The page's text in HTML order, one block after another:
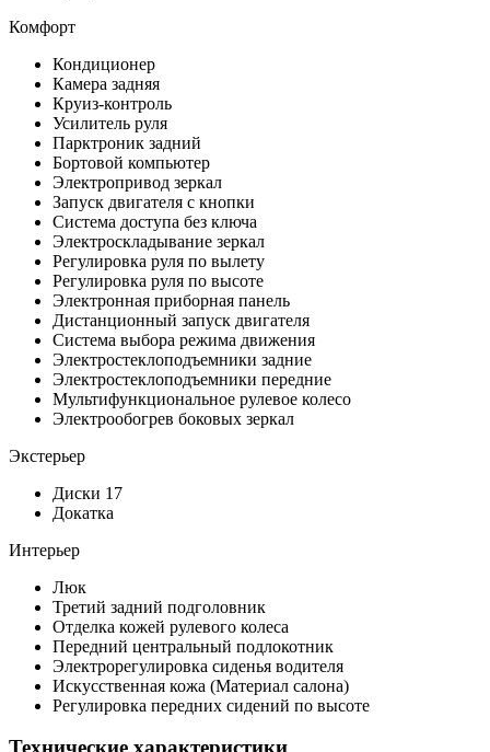
Комфорт
Кондиционер
Камера задняя
Круиз-контроль
Усилитель руля
Парктроник задний
Бортовой компьютер
Электропривод зеркал
Запуск двигателя с кнопки
Система доступа без ключа
Электроскладывание зеркал
Регулировка руля по вылету
Регулировка руля по высоте
Электронная приборная панель
Дистанционный запуск двигателя
Система выбора режима движения
Электростеклоподъемники задние
Электростеклоподъемники передние
Мультифункциональное рулевое колесо
Электрообогрев боковых зеркал
Экстерьер
Диски 17
Докатка
Интерьер
Люк
Третий задний подголовник
Отделка кожей рулевого колеса
Передний центральный подлокотник
Электрорегулировка сиденья водителя
Искусственная кожа (Материал салона)
Регулировка передних сидений по высоте
Технические характеристики